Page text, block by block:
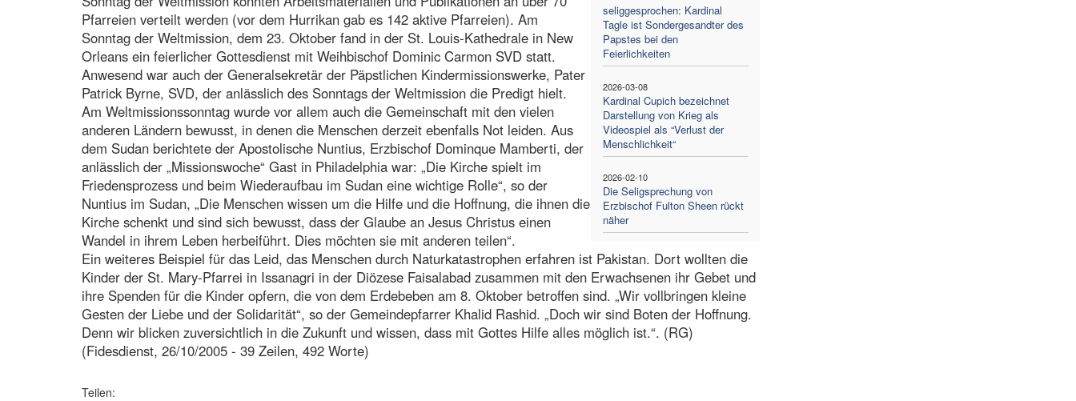
seliggesprochen: Kardinal
Tagle ist Sondergesandter des
Papstes bei den
Feierlichkeiten
2026-03-08
Kardinal Cupich bezeichnet
Darstellung von Krieg als
Videospiel als “Verlust der
Menschlichkeit“
2026-02-10
Die Seligsprechung von
Erzbischof Fulton Sheen rückt
näher
Pfarreien verteilt werden (vor dem Hurrikan gab es 142 aktive Pfarreien). Am
Sonntag der Weltmission, dem 23. Oktober fand in der St. Louis-Kathedrale in New
Orleans ein feierlicher Gottesdienst mit Weihbischof Dominic Carmon SVD statt.
Anwesend war auch der Generalsekretär der Päpstlichen Kindermissionswerke, Pater
Patrick Byrne, SVD, der anlässlich des Sonntags der Weltmission die Predigt hielt.
Am Weltmissionssonntag wurde vor allem auch die Gemeinschaft mit den vielen
anderen Ländern bewusst, in denen die Menschen derzeit ebenfalls Not leiden. Aus
dem Sudan berichtete der Apostolische Nuntius, Erzbischof Dominque Mamberti, der
anlässlich der „Missionswoche“ Gast in Philadelphia war: „Die Kirche spielt im
Friedensprozess und beim Wiederaufbau im Sudan eine wichtige Rolle“, so der
Nuntius im Sudan, „Die Menschen wissen um die Hilfe und die Hoffnung, die ihnen die
Kirche schenkt und sind sich bewusst, dass der Glaube an Jesus Christus einen
Wandel in ihrem Leben herbeiführt. Dies möchten sie mit anderen teilen“.
Ein weiteres Beispiel für das Leid, das Menschen durch Naturkatastrophen erfahren ist Pakistan. Dort wollten die
Kinder der St. Mary-Pfarrei in Issanagri in der Diözese Faisalabad zusammen mit den Erwachsenen ihr Gebet und
ihre Spenden für die Kinder opfern, die von dem Erdebeben am 8. Oktober betroffen sind. „Wir vollbringen kleine
Gesten der Liebe und der Solidarität“, so der Gemeindepfarrer Khalid Rashid. „Doch wir sind Boten der Hoffnung.
Denn wir blicken zuversichtlich in die Zukunft und wissen, dass mit Gottes Hilfe alles möglich ist.“. (RG)
(Fidesdienst, 26/10/2005 - 39 Zeilen, 492 Worte)
Teilen: